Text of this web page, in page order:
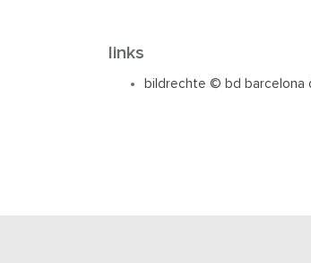
links
bildrechte © bd barcelona